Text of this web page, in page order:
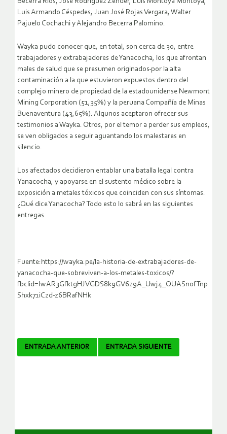
Luis Armando Céspedes, Juan José Rojas Vergara, Walter
Pajuelo Cochachi y Alejandro Becerra Palomino.
Wayka pudo conocer que, en total, son cerca de 30, entre
trabajadores y extrabajadores de Yanacocha, los que afrontan
males de salud que se presumen originados por la alta
contaminación a la que estuvieron expuestos dentro del
complejo minero de propiedad de la estadounidense Newmont
Mining Corporation (51,35%) y la peruana Compañía de Minas
Buenaventura (43,65%). Algunos aceptaron ofrecer sus
testimonios a Wayka. Otros, por el temor a perder sus empleos,
se ven obligados a seguir aguantando los malestares en
silencio.
Los afectados decidieron entablar una batalla legal contra
Yanacocha, y apoyarse en el sustento médico sobre la
exposición a metales tóxicos que coinciden con sus síntomas.
¿Qué dice Yanacocha? Todo esto lo sabrá en las siguientes
entregas.
Fuente:https://wayka.pe/la-historia-de-extrabajadores-de-
yanacocha-que-sobreviven-a-los-metales-toxicos/?
fbclid=IwAR3GfktgHJVGDS8k9GV6z9A_Uwj4_OUASn0fTnp
Shxk71iCzd-z6BRafNHk
Navegador
ENTRADA ANTERIOR ENTRADA SIGUIENTE